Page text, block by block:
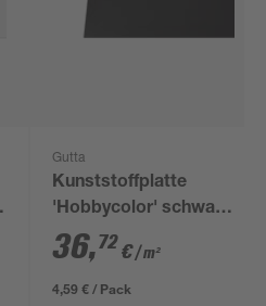
Gutta
Kunststoffplatte
'Hobbycolor' schwarz
25 x 50 x 0,3 cm
36,72€/ m²
4,59 € / Pack